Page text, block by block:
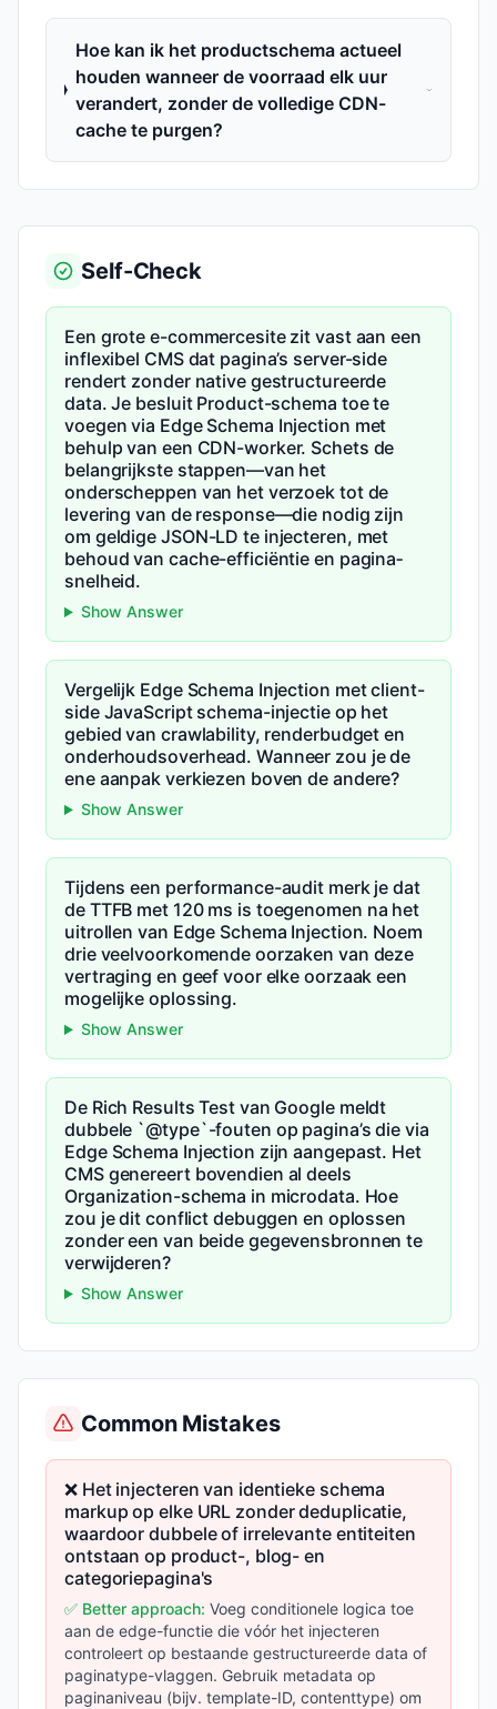
Hoe kan ik het productschema actueel
houden wanneer de voorraad elk uur
verandert, zonder de volledige CDN-
cache te purgen?
Self-Check
Een grote e-commerce­site zit vast aan een
inflexibel CMS dat pagina’s server-side
rendert zonder native gestructureerde
data. Je besluit Product-schema toe te
voegen via Edge Schema Injection met
behulp van een CDN-worker. Schets de
belangrijkste stappen—van het
onderscheppen van het verzoek tot de
levering van de response—die nodig zijn
om geldige JSON-LD te injecteren, met
behoud van cache-efficiëntie en pagina­
snelheid.
Show Answer
Vergelijk Edge Schema Injection met client-
side JavaScript schema-injectie op het
gebied van crawlability, renderbudget en
onderhoudsoverhead. Wanneer zou je de
ene aanpak verkiezen boven de andere?
Show Answer
Tijdens een performance-audit merk je dat
de TTFB met 120 ms is toegenomen na het
uitrollen van Edge Schema Injection. Noem
drie veelvoorkomende oorzaken van deze
vertraging en geef voor elke oorzaak een
mogelijke oplossing.
Show Answer
De Rich Results Test van Google meldt
dubbele `@type`-fouten op pagina’s die via
Edge Schema Injection zijn aangepast. Het
CMS genereert bovendien al deels
Organization-schema in microdata. Hoe
zou je dit conflict debuggen en oplossen
zonder een van beide gegevensbronnen te
verwijderen?
Show Answer
Common Mistakes
❌ Het injecteren van identieke schema
markup op elke URL zonder deduplicatie,
waardoor dubbele of irrelevante entiteiten
ontstaan op product-, blog- en
categoriepagina's
✅ Better approach: Voeg conditionele logica toe
aan de edge-functie die vóór het injecteren
controleert op bestaande gestructureerde data of
paginatype-vlaggen. Gebruik metadata op
paginaniveau (bijv. template-ID, contenttype) om